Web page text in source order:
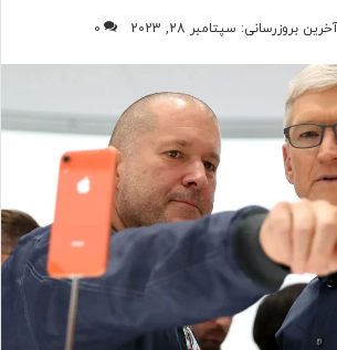
آخرین بروزرسانی: سپتامبر 28, 2023 0